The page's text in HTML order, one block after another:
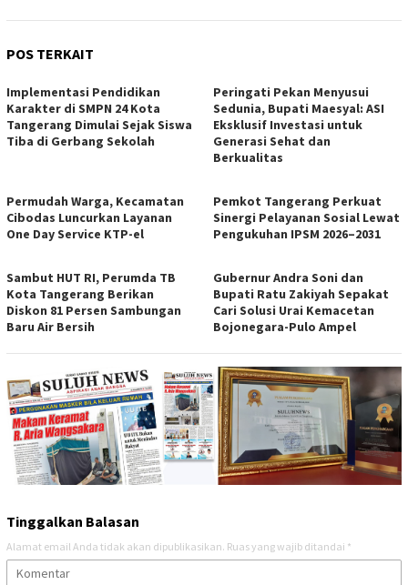
POS TERKAIT
Implementasi Pendidikan
Karakter di SMPN 24 Kota
Tangerang Dimulai Sejak Siswa
Tiba di Gerbang Sekolah
Peringati Pekan Menyusui
Sedunia, Bupati Maesyal: ASI
Eksklusif Investasi untuk
Generasi Sehat dan
Berkualitas
Permudah Warga, Kecamatan
Cibodas Luncurkan Layanan
One Day Service KTP-el
Pemkot Tangerang Perkuat
Sinergi Pelayanan Sosial Lewat
Pengukuhan IPSM 2026–2031
Sambut HUT RI, Perumda TB
Kota Tangerang Berikan
Diskon 81 Persen Sambungan
Baru Air Bersih
Gubernur Andra Soni dan
Bupati Ratu Zakiyah Sepakat
Cari Solusi Urai Kemacetan
Bojonegara-Pulo Ampel
Tinggalkan Balasan
Alamat email Anda tidak akan dipublikasikan. Ruas yang wajib ditandai *